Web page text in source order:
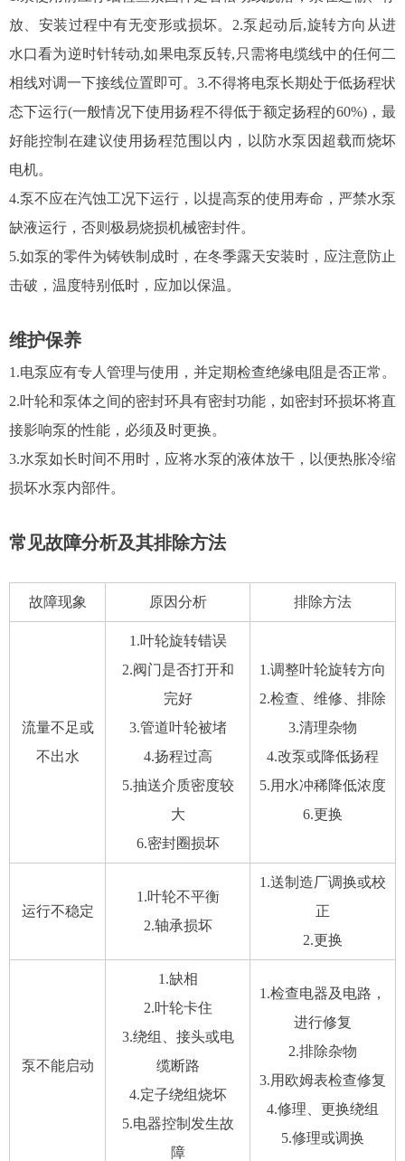
放、安装过程中有无变形或损坏。2.泵起动后,旋转方向从进
水口看为逆时针转动,如果电泵反转,只需将电缆线中的任何二
相线对调一下接线位置即可。3.不得将电泵长期处于低扬程状
态下运行(一般情况下使用扬程不得低于额定扬程的60%)，最
好能控制在建议使用扬程范围以内，以防水泵因超载而烧坏
电机。
4.泵不应在汽蚀工况下运行，以提高泵的使用寿命，严禁水泵
缺液运行，否则极易烧损机械密封件。
5.如泵的零件为铸铁制成时，在冬季露天安装时，应注意防止
击破，温度特别低时，应加以保温。
维护保养
1.电泵应有专人管理与使用，并定期检查绝缘电阻是否正常。
2.叶轮和泵体之间的密封环具有密封功能，如密封环损坏将直
接影响泵的性能，必须及时更换。
3.水泵如长时间不用时，应将水泵的液体放干，以便热胀冷缩
损坏水泵内部件。
常见故障分析及其排除方法
故障现象 原因分析 排除方法
流量不足或
不出水
1.叶轮旋转错误
2.阀门是否打开和
完好
3.管道叶轮被堵
4.扬程过高
5.抽送介质密度较
大
6.密封圈损坏
1.调整叶轮旋转方向
2.检查、维修、排除
3.清理杂物
4.改泵或降低扬程
5.用水冲稀降低浓度
6.更换
运行不稳定
1.叶轮不平衡
2.轴承损坏
1.送制造厂调换或校
正
2.更换
泵不能启动
1.缺相
2.叶轮卡住
3.绕组、接头或电
缆断路
4.定子绕组烧坏
5.电器控制发生故
障
1.检查电器及电路，
进行修复
2.排除杂物
3.用欧姆表检查修复
4.修理、更换绕组
5.修理或调换